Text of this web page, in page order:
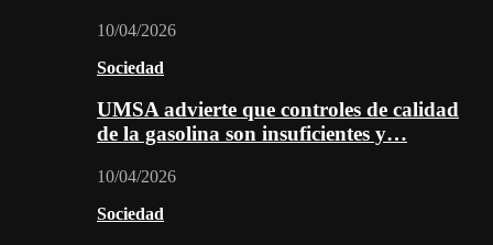
10/04/2026
Sociedad
UMSA advierte que controles de calidad
de la gasolina son insuficientes y…
10/04/2026
Sociedad